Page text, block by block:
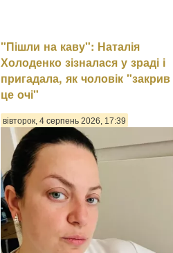
"Пішли на каву": Наталія
Холоденко зізналася у зраді і
пригадала, як чоловік
це очі"
вівторок, 4 серпень 2026, 17:39